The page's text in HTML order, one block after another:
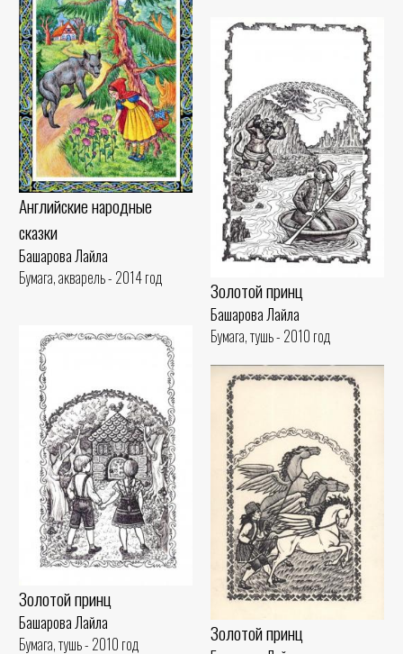
Английские народные
сказки
Башарова Лайла
Бумага, акварель - 2014 год
Золотой принц
Башарова Лайла
Бумага, тушь - 2010 год
Золотой принц
Башарова Лайла
Бумага, тушь - 2010 год
Золотой принц